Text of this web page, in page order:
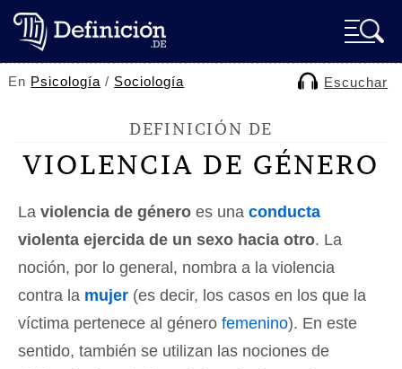
En Psicología / Sociología Escuchar
DEFINICIÓN DE
VIOLENCIA DE GÉNERO
La violencia de género es una conducta
violenta ejercida de un sexo hacia otro. La
noción, por lo general, nombra a la violencia
contra la mujer (es decir, los casos en los que la
víctima pertenece al género femenino). En este
sentido, también se utilizan las nociones de